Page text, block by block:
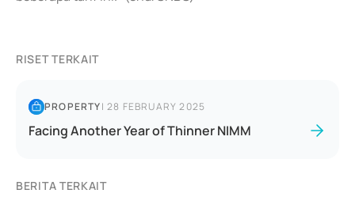
RISET TERKAIT
PROPERTY|28 FEBRUARY 2025
Facing Another Year of Thinner NIMM
BERITA TERKAIT